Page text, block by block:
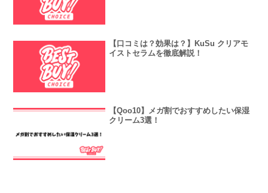
【口コミは？効果は？】KuSu クリアモ
イストセラムを徹底解説！
【Qoo10】メガ割でおすすめしたい保湿
クリーム3選！